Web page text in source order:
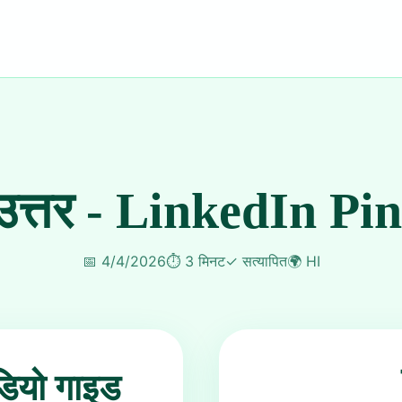
- LinkedIn
📅 4/4/2026⏱️ 3 मिनट✓सत्यापित🌍 HI
गाइड